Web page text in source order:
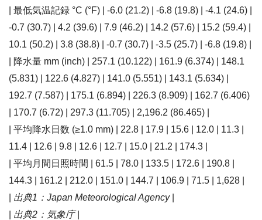
| 最低気温記録 °C (°F) | -6.0 (21.2) | -6.8 (19.8) | -4.1 (24.6) |
-0.7 (30.7) | 4.2 (39.6) | 7.9 (46.2) | 14.2 (57.6) | 15.2 (59.4) |
10.1 (50.2) | 3.8 (38.8) | -0.7 (30.7) | -3.5 (25.7) | -6.8 (19.8) |
| 降水量 mm (inch) | 257.1 (10.122) | 161.9 (6.374) | 148.1
(5.831) | 122.6 (4.827) | 141.0 (5.551) | 143.1 (5.634) |
192.7 (7.587) | 175.1 (6.894) | 226.3 (8.909) | 162.7 (6.406)
| 170.7 (6.72) | 297.3 (11.705) | 2,196.2 (86.465) |
| 平均降水日数 (≥1.0 mm) | 22.8 | 17.9 | 15.6 | 12.0 | 11.3 |
11.4 | 12.6 | 9.8 | 12.6 | 12.7 | 15.0 | 21.2 | 174.3 |
| 平均月間日照時間 | 61.5 | 78.0 | 133.5 | 172.6 | 190.8 |
144.3 | 161.2 | 212.0 | 151.0 | 144.7 | 106.9 | 71.5 | 1,628 |
出典1：Japan Meteorological Agency|
出典2：気象庁|